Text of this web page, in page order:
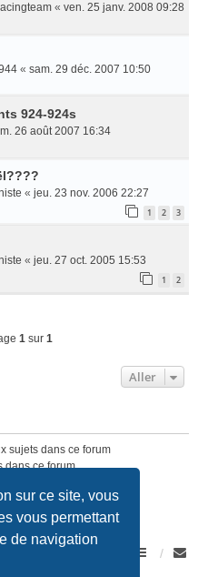
sur ce site, vous
vous permettant
de navigation
« ven. 25 janv. 2008 09:28
« sam. 29 déc. 2007 10:50
924-924s
26 août 2007 16:34
« jeu. 23 nov. 2006 22:27
1 2 3
« jeu. 27 oct. 2005 15:53
1 2
1 sur 1
Aller
sujets dans ce forum
dans ce forum
dans ce forum
dans ce forum